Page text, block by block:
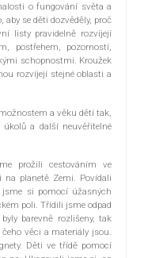
o fungování světa a
aby se děti dozvěděly, proč
listy pravidelně rozvíjejí
postřehem, pozorností,
schopnostmi. Kroužek
rozvíjejí stejné oblasti a
a věku dětí tak,
a další neuvěřitelné
prožili cestováním ve
planetě Zemi. Povídali
si pomocí úžasných
poli. Třídili jsme odpad
barevně rozlišeny, tak
věci a materiály jsou.
Děti ve třídě pomocí